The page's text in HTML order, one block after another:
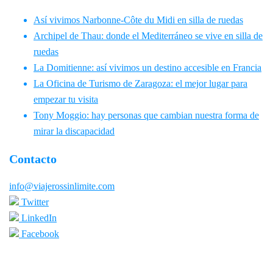
Así vivimos Narbonne-Côte du Midi en silla de ruedas
Archipel de Thau: donde el Mediterráneo se vive en silla de
ruedas
La Domitienne: así vivimos un destino accesible en Francia
La Oficina de Turismo de Zaragoza: el mejor lugar para
empezar tu visita
Tony Moggio: hay personas que cambian nuestra forma de
mirar la discapacidad
Contacto
info@viajerossinlimite.com
Twitter
LinkedIn
Facebook